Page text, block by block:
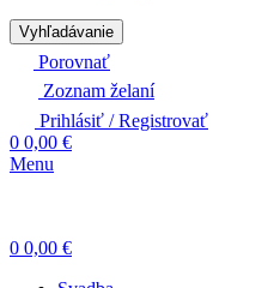
Vyhľadávanie
Porovnať
Zoznam želaní
Prihlásiť / Registrovať
0 0,00 €
Menu
0 0,00 €